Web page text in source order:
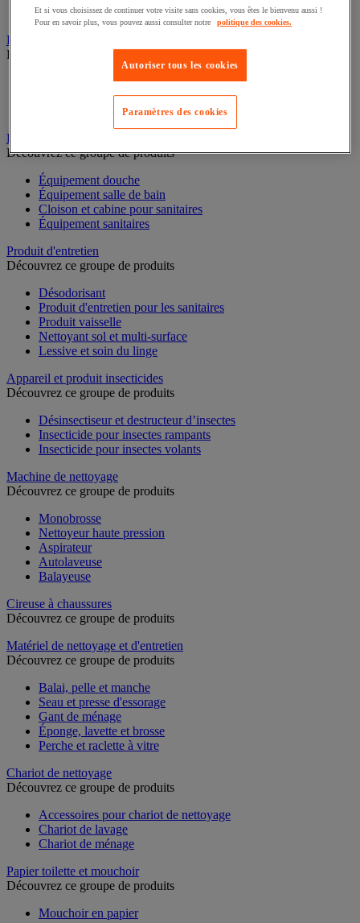
Distributeur d'essuie-mains
Essuyage industriel
Découvrez ce groupe de produits
Distributeur d'essuyage industriel
Bobine d'essuyage industriel
Chiffons textile et non-tissé
Équipement sanitaires, douche et salle de bain
Découvrez ce groupe de produits
Équipement douche
Équipement salle de bain
Cloison et cabine pour sanitaires
Équipement sanitaires
Produit d'entretien
Découvrez ce groupe de produits
Désodorisant
Produit d'entretien pour les sanitaires
Produit vaisselle
Nettoyant sol et multi-surface
Lessive et soin du linge
Appareil et produit insecticides
Découvrez ce groupe de produits
Désinsectiseur et destructeur d’insectes
Insecticide pour insectes rampants
Insecticide pour insectes volants
Machine de nettoyage
Découvrez ce groupe de produits
Monobrosse
Nettoyeur haute pression
Aspirateur
Autolaveuse
Balayeuse
Cireuse à chaussures
Découvrez ce groupe de produits
Matériel de nettoyage et d'entretien
Découvrez ce groupe de produits
Balai, pelle et manche
Seau et presse d'essorage
Gant de ménage
Éponge, lavette et brosse
Perche et raclette à vitre
Chariot de nettoyage
Découvrez ce groupe de produits
Accessoires pour chariot de nettoyage
Chariot de lavage
Chariot de ménage
Papier toilette et mouchoir
Découvrez ce groupe de produits
Mouchoir en papier
Et si vous choisissez de continuer votre visite sans cookies, vous êtes le bienvenu aussi !
Pour en savoir plus, vous pouvez aussi consulter notre
politique des cookies.
Autoriser tous les cookies
Paramètres des cookies